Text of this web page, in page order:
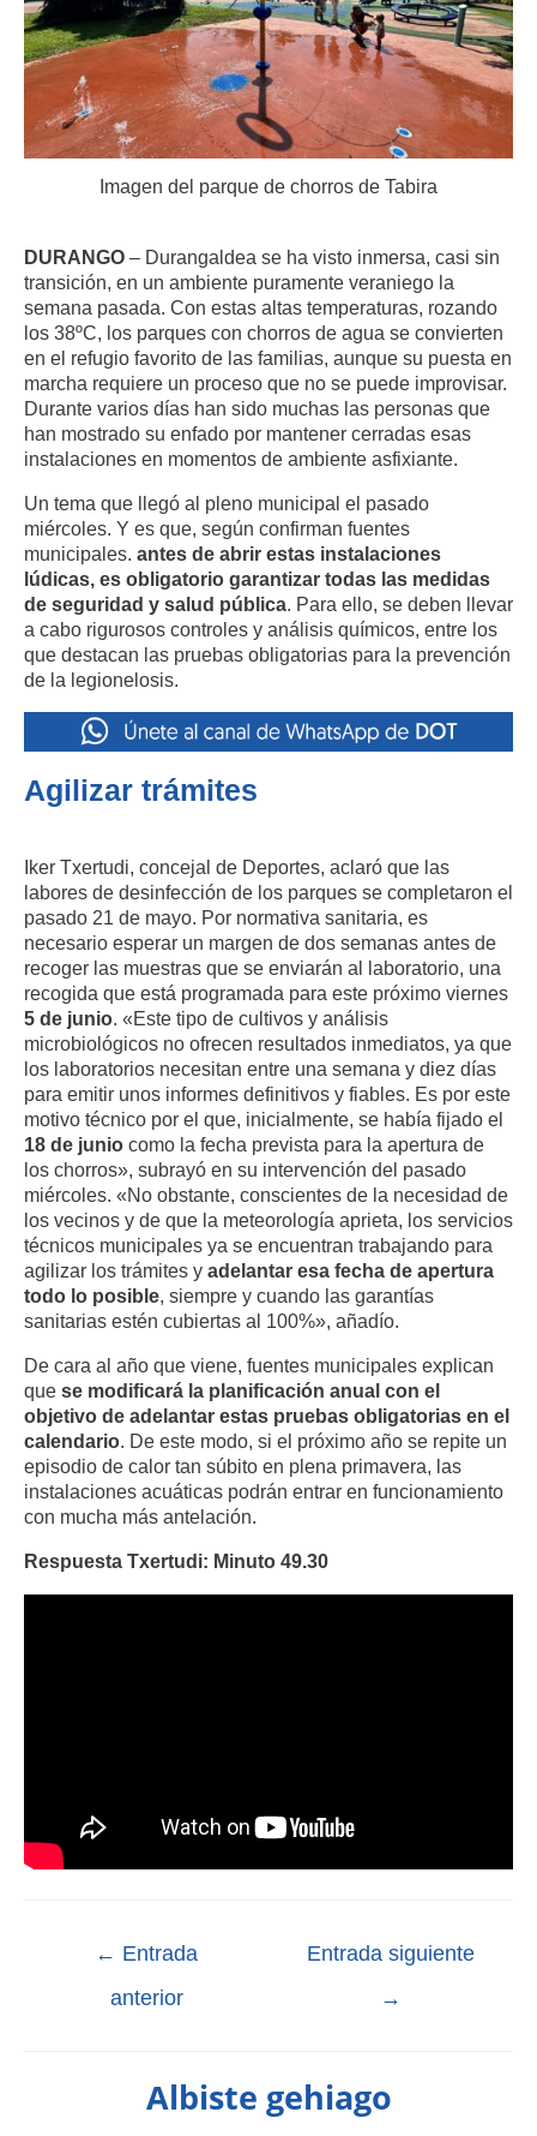
Imagen del parque de chorros de Tabira
DURANGO – Durangaldea se ha visto inmersa, casi sin
transición, en un ambiente puramente veraniego la
semana pasada. Con estas altas temperaturas, rozando
los 38ºC, los parques con chorros de agua se convierten
en el refugio favorito de las familias, aunque su puesta en
marcha requiere un proceso que no se puede improvisar.
Durante varios días han sido muchas las personas que
han mostrado su enfado por mantener cerradas esas
instalaciones en momentos de ambiente asfixiante.
Un tema que llegó al pleno municipal el pasado
miércoles. Y es que, según confirman fuentes
municipales. antes de abrir estas instalaciones
lúdicas, es obligatorio garantizar todas las medidas
de seguridad y salud pública. Para ello, se deben llevar
a cabo rigurosos controles y análisis químicos, entre los
que destacan las pruebas obligatorias para la prevención
de la legionelosis.
Agilizar trámites
Iker Txertudi, concejal de Deportes, aclaró que las
labores de desinfección de los parques se completaron el
pasado 21 de mayo. Por normativa sanitaria, es
necesario esperar un margen de dos semanas antes de
recoger las muestras que se enviarán al laboratorio, una
recogida que está programada para este próximo viernes
5 de junio. «Este tipo de cultivos y análisis
microbiológicos no ofrecen resultados inmediatos, ya que
los laboratorios necesitan entre una semana y diez días
para emitir unos informes definitivos y fiables. Es por este
motivo técnico por el que, inicialmente, se había fijado el
18 de junio como la fecha prevista para la apertura de
los chorros», subrayó en su intervención del pasado
miércoles. «No obstante, conscientes de la necesidad de
los vecinos y de que la meteorología aprieta, los servicios
técnicos municipales ya se encuentran trabajando para
agilizar los trámites y adelantar esa fecha de apertura
todo lo posible, siempre y cuando las garantías
sanitarias estén cubiertas al 100%», añadío.
De cara al año que viene, fuentes municipales explican
que se modificará la planificación anual con el
objetivo de adelantar estas pruebas obligatorias en el
calendario. De este modo, si el próximo año se repite un
episodio de calor tan súbito en plena primavera, las
instalaciones acuáticas podrán entrar en funcionamiento
con mucha más antelación.
Respuesta Txertudi: Minuto 49.30
← Entrada
anterior
Entrada siguiente
→
Albiste gehiago